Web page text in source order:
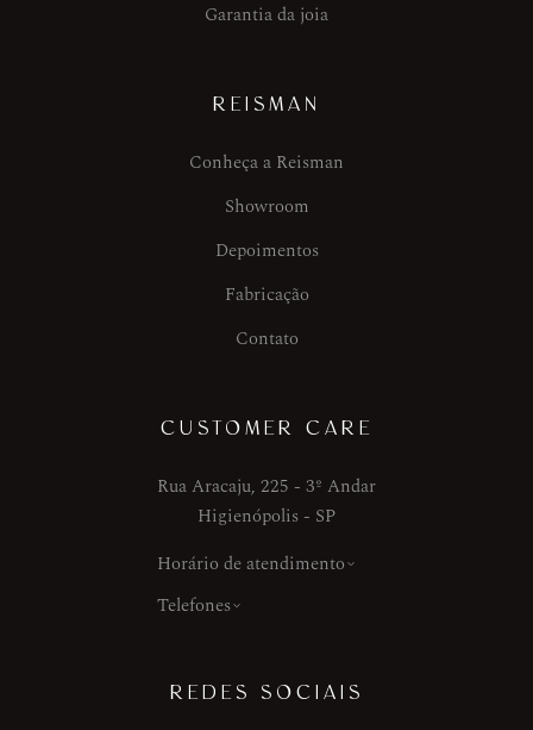
Garantia da joia
REISMAN
Conheça a Reisman
Showroom
Depoimentos
Fabricação
Contato
CUSTOMER CARE
Rua Aracaju, 225 - 3º Andar
Higienópolis - SP
Horário de atendimento
Telefones
REDES SOCIAIS